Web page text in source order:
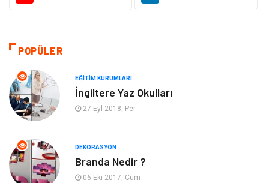
Hukuk
Otomotiv
Yapı İnşaat
Tatil
Bahçe Ev Maden ve Metal
POPÜLER
EĞITIM KURUMLARI
İngiltere Yaz Okulları
27 Eyl 2018, Per
DEKORASYON
Branda Nedir ?
06 Eki 2017, Cum